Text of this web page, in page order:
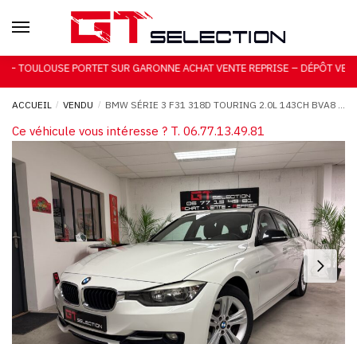
Skip to navigation
Skip to content
PORTET SUR GARONNE ACHAT VENTE REPRISE – DÉPÔT VENTE –
ACCUEIL / VENDU / BMW SÉRIE 3 F31 318D TOURING 2.0L 143CH BVA8 (7CV) FINITION SPORT
Ce véhicule vous intéresse ? T. 06.77.13.49.81